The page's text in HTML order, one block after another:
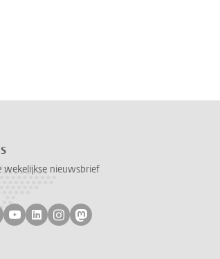
wekelijkse nieuwsbrief
op bluesky
ons op facebook
Volg ons op youtube
Volg ons op linkedin
Volg ons op instagram
Volg ons op mastodon